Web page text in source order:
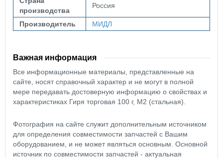
производства
Россия
Производитель МИДЛ
Важная информация
Все информационные материалы, представленные на
сайте, носят справочный характер и не могут в полной
мере передавать достоверную информацию о свойствах и
характеристиках Гиря торговая 100 г, М2 (стальная).
Фотография на сайте служит дополнительным источником
для определения совместимости запчастей с Вашим
оборудованием, и не может являться основным. Основной
источник по совместимости запчастей - актуальная